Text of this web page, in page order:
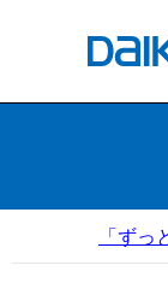
「ず